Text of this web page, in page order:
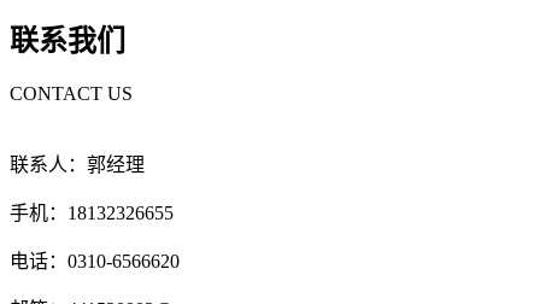
联系我们
CONTACT US
联系人：郭经理
手机：18132326655
电话：0310-6566620